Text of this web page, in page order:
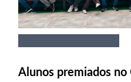
Alunos premiados no